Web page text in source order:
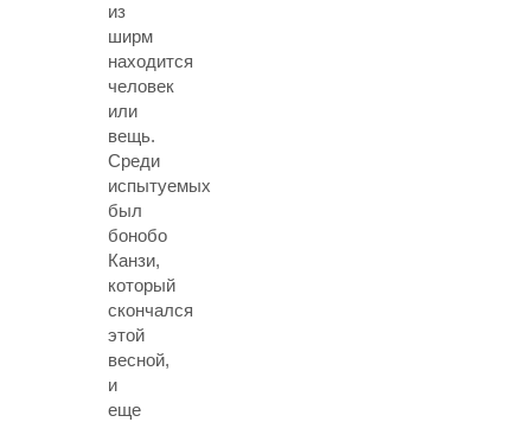
из
ширм
находится
человек
или
вещь.
Среди
испытуемых
был
бонобо
Канзи,
который
скончался
этой
весной,
и
еще